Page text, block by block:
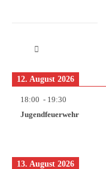
12. August 2026
18:00 - 19:30
Jugendfeuerwehr
13. August 2026